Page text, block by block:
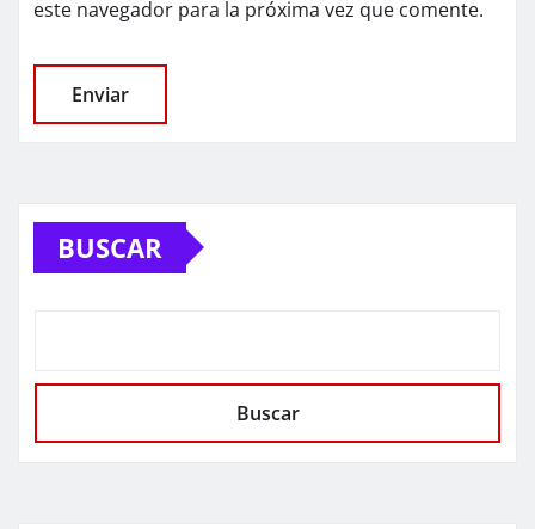
este navegador para la próxima vez que comente.
BUSCAR
Buscar